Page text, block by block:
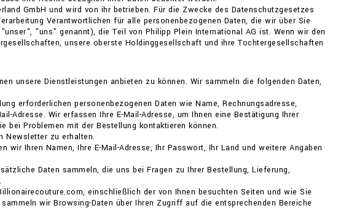
GmbH und wird von ihr betrieben. Für die Zwecke des Datenschutzgesetzes
Verantwortlichen für alle personenbezogenen Daten, die wir über Sie
"uns" genannt), die Teil von Philipp Plein International AG ist. Wenn wir den
unsere oberste Holdinggesellschaft und ihre Tochtergesellschaften
unsere Dienstleistungen anbieten zu können. Wir sammeln die folgenden Daten,
erforderlichen personenbezogenen Daten wie Name, Rechnungsadresse,
Adresse. Wir erfassen Ihre E-Mail-Adresse, um Ihnen eine Bestätigung Ihrer
bei Problemen mit der Bestellung kontaktieren können.
Newsletter zu erhalten.
Ihren Namen, Ihre E-Mail-Adresse, Ihr Passwort, Ihr Land und weitere Angaben
Daten sammeln, die uns bei Fragen zu Ihrer Bestellung, Lieferung,
einschließlich der von Ihnen besuchten Seiten und wie Sie
wir Browsing-Daten über Ihren Zugriff auf die entsprechenden Bereiche